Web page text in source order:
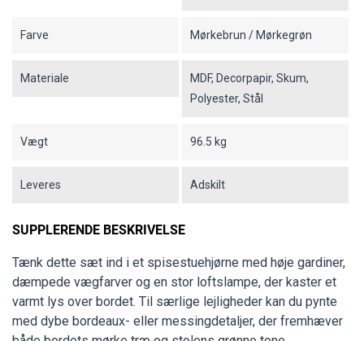
Farve Mørkebrun / Mørkegrøn
Materiale
MDF, Decorpapir, Skum,
Polyester, Stål
Vægt 96.5 kg
Leveres Adskilt
SUPPLERENDE BESKRIVELSE
Tænk dette sæt ind i et spisestuehjørne med høje gardiner,
dæmpede vægfarver og en stor loftslampe, der kaster et
varmt lys over bordet. Til særlige lejligheder kan du pynte
med dybe bordeaux- eller messingdetaljer, der fremhæver